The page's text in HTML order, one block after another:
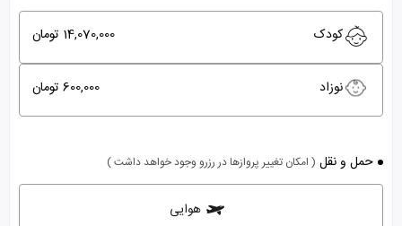
کودک 14,070,000 تومان
نوزاد 600,000 تومان
حمل و نقل ( امکان تغییر پروازها در رزرو وجود خواهد داشت )
هوایی